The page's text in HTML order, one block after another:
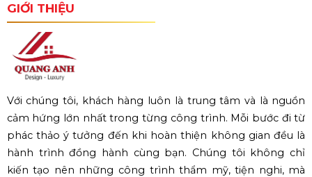
GIỚI THIỆU
Với chúng tôi, khách hàng luôn là trung tâm và là nguồn
cảm hứng lớn nhất trong từng công trình. Mỗi bước đi từ
phác thảo ý tưởng đến khi hoàn thiện không gian đều là
hành trình đồng hành cùng bạn. Chúng tôi không chỉ
kiến tạo nên những công trình thẩm mỹ, tiện nghi, mà